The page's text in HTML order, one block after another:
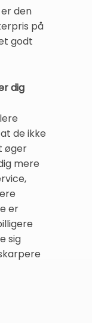
den
på
godt
dig
de ikke
øger
mere
er
sig